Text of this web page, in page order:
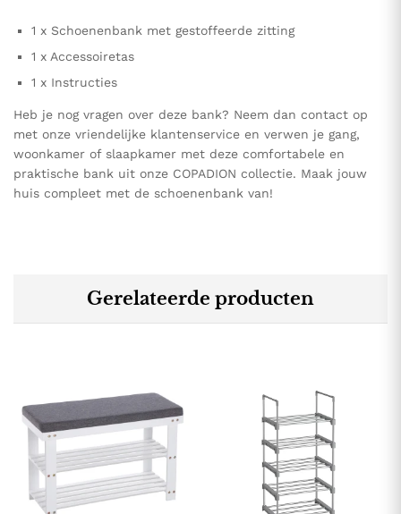
1 x Schoenenbank met gestoffeerde zitting
1 x Accessoiretas
1 x Instructies
Heb je nog vragen over deze bank? Neem dan contact op
met onze vriendelijke klantenservice en verwen je gang,
woonkamer of slaapkamer met deze comfortabele en
praktische bank uit onze COPADION collectie. Maak jouw
huis compleet met de schoenenbank van!
Gerelateerde producten